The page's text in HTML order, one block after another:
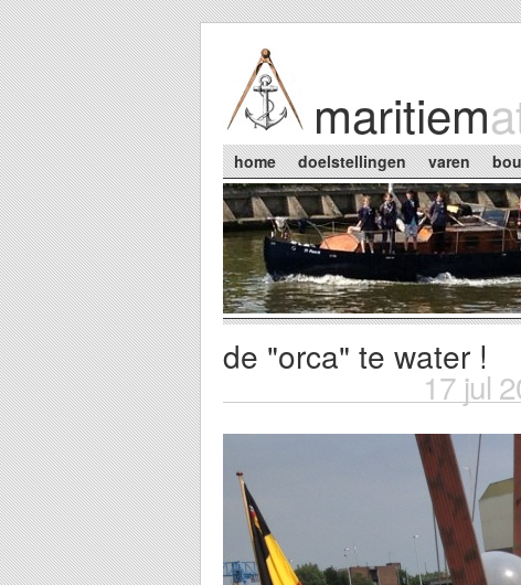
Skip to main content
maritiem
Main menu
home doelstellingen varen
You are here
de "orca" te water !
17 jul